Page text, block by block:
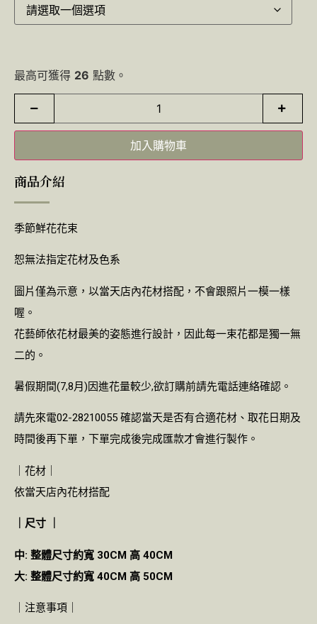
最高可獲得 26 點數。
加入購物車
商品介紹
季節鮮花花束
恕無法指定花材及色系
圖片僅為示意，以當天店內花材搭配，不會跟照片一模一樣
喔。
花藝師依花材最美的姿態進行設計，因此每一束花都是獨一無
二的。
暑假期間(7,8月)因進花量較少,欲訂購前請先電話連絡確認。
請先來電02-28210055 確認當天是否有合適花材、取花日期及
時間後再下單，下單完成後完成匯款才會進行製作。
｜花材｜
依當天店內花材搭配
｜尺寸 ｜
中: 整體尺寸約寬 30CM 高 40CM
大: 整體尺寸約寬 40CM 高 50CM
｜注意事項｜